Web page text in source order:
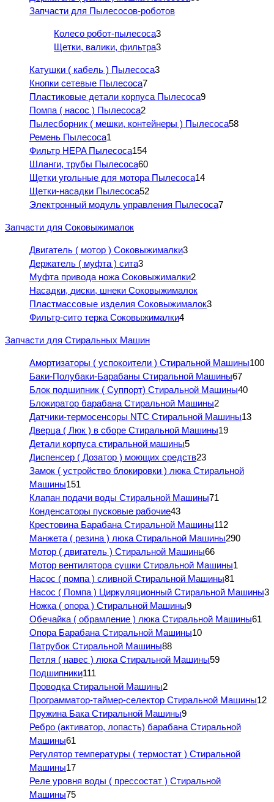
Запчасти для Пылесосов-роботов
Колесо робот-пылесоса3
Щетки, валики, фильтра3
Катушки ( кабель ) Пылесоса3
Кнопки сетевые Пылесоса7
Пластиковые детали корпуса Пылесоса9
Помпа ( насос ) Пылесоса2
Пылесборник ( мешки, контейнеры ) Пылесоса58
Ремень Пылесоса1
Фильтр HEPA Пылесоса154
Шланги, трубы Пылесоса60
Щетки угольные для мотора Пылесоса14
Щетки-насадки Пылесоса52
Электронный модуль управления Пылесоса7
Запчасти для Соковыжималок
Двигатель ( мотор ) Соковыжималки3
Держатель ( муфта ) сита3
Муфта привода ножа Соковыжималки2
Насадки, диски, шнеки Соковыжималок
Пластмассовые изделия Соковыжималок3
Фильтр-сито терка Соковыжималки4
Запчасти для Стиральных Машин
Амортизаторы ( успокоители ) Стиральной Машины100
Баки-Полубаки-Барабаны Стиральной Машины67
Блок подшипник ( Суппорт) Стиральной Машины40
Блокиратор барабана Стиральной Машины2
Датчики-термосенсоры NTC Стиральной Машины13
Дверца ( Люк ) в сборе Стиральной Машины19
Детали корпуса стиральной машины5
Диспенсер ( Дозатор ) моющих средств23
Замок ( устройство блокировки ) люка Стиральной
Машины151
Клапан подачи воды Стиральной Машины71
Конденсаторы пусковые рабочие43
Крестовина Барабана Стиральной Машины112
Манжета ( резина ) люка Стиральной Машины290
Мотор ( двигатель ) Стиральной Машины66
Мотор вентилятора сушки Стиральной Машины1
Насос ( помпа ) сливной Стиральной Машины81
Насос ( Помпа ) Циркуляционный Стиральной Машины3
Ножка ( опора ) Стиральной Машины9
Обечайка ( обрамление ) люка Стиральной Машины61
Опора Барабана Стиральной Машины10
Патрубок Стиральной Машины88
Петля ( навес ) люка Стиральной Машины59
Подшипники111
Проводка Стиральной Машины2
Программатор-таймер-селектор Стиральной Машины12
Пружина Бака Стиральной Машины9
Ребро (активатор, лопасть) барабана Стиральной
Машины61
Регулятор температуры ( термостат ) Стиральной
Машины17
Реле уровня воды ( прессостат ) Стиральной
Машины75